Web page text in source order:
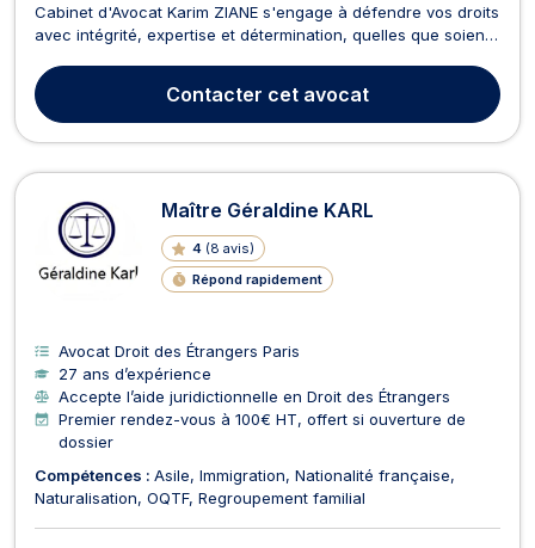
Cabinet d'Avocat Karim ZIANE s'engage à défendre vos droits
avec intégrité, expertise et détermination, quelles que soient
accompagne avec succès ses clients à travers toute la
France, en se spécialisant dans de...
Contacter cet avocat
Maître Géraldine KARL
4 (8 avis)
Répond rapidement
Avocat Droit des Étrangers Paris
27 ans d’expérience
Accepte l’aide juridictionnelle en Droit des Étrangers
Premier rendez-vous à 100€ HT, offert si ouverture de
dossier
Compétences : Asile Immigration Nationalité française
Naturalisation OQTF Regroupement familial